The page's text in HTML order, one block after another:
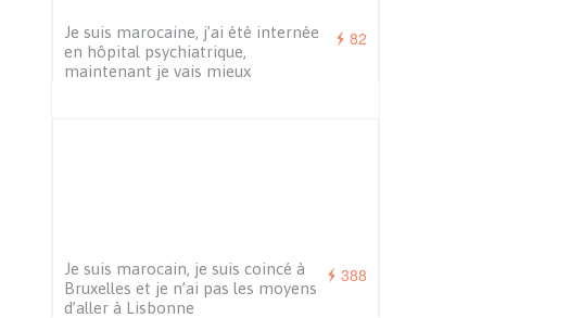
82
Je suis marocaine, j’ai été internée
en hôpital psychiatrique,
maintenant je vais mieux
388
Je suis marocain, je suis coincé à
Bruxelles et je n’ai pas les moyens
d’aller à Lisbonne